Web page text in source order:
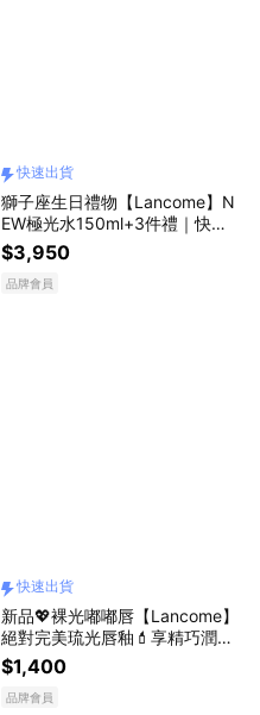
快速出貨
獅子座生日禮物【Lancome】N
EW極光水150ml+3件禮｜快速
出貨
$3,950
品牌會員
快速出貨
新品💖裸光嘟嘟唇【Lancome】
絕對完美琉光唇釉💄享精巧潤唇
膏/零粉感任選｜快速出貨 送女
生 獨家
$1,400
品牌會員